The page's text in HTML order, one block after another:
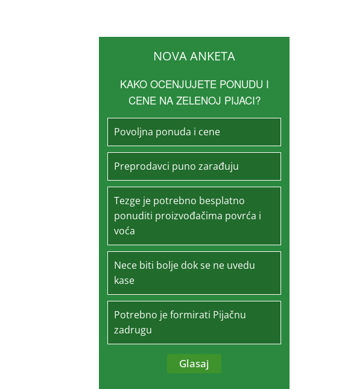
NOVA ANKETA
KAKO OCENJUJETE PONUDU I
CENE NA ZELENOJ PIJACI?
Povoljna ponuda i cene
Preprodavci puno zarađuju
Tezge je potrebno besplatno
ponuditi proizvođačima povrća i
voća
Nece biti bolje dok se ne uvedu
kase
Potrebno je formirati Pijačnu
zadrugu